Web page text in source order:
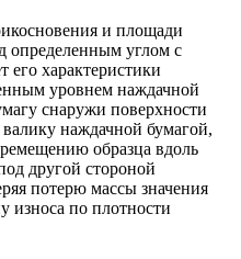
и площади
определенным углом с
его характеристики
уровнем наждачной
снаружи поверхности
наждачной бумагой,
образца вдоль
другой стороной
потерю массы значения
износа по плотности